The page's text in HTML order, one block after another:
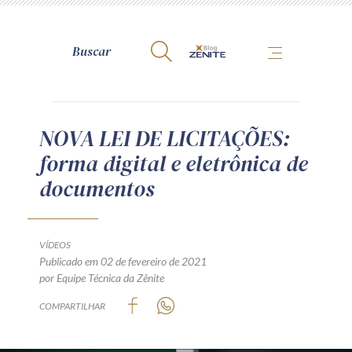
A Zênite
Como publicar conosco
Site da Zênite
Política de Privacidade
Guia de Direitos dos Titulares de Dados
Encarregado (contato)
NOVA LEI DE LICITAÇÕES:
forma digital e eletrônica de
documentos
VÍDEOS
Publicado em 02 de fevereiro de 2021
por Equipe Técnica da Zênite
COMPARTILHAR